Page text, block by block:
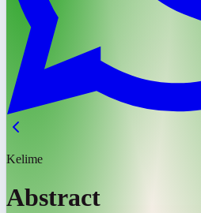
Kelime
Abstract